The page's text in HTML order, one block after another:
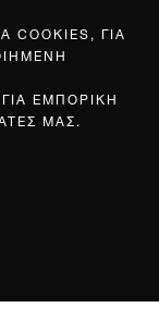
ΓΙΑ
ΕΜΠΟΡΙΚΗ
ΜΑΣ.